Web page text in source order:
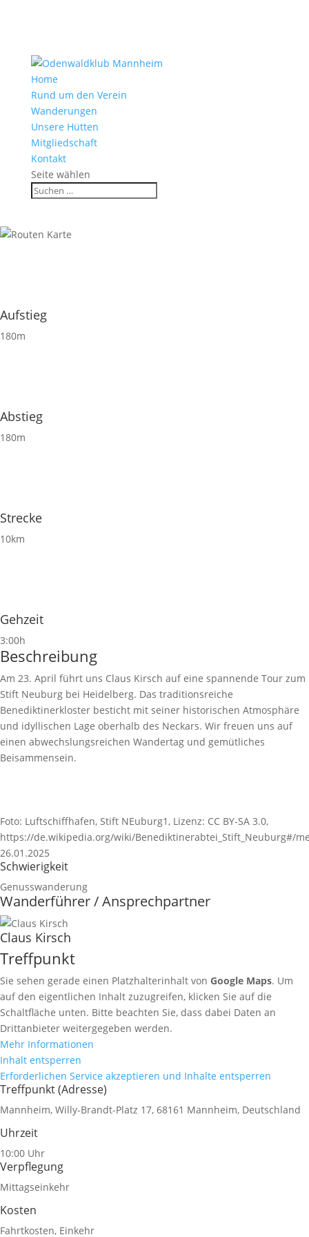
Home
Rund um den Verein
Wanderungen
Unsere Hütten
Mitgliedschaft
Kontakt
Seite wählen
Aufstieg
180m
Abstieg
180m
Strecke
10km
Gehzeit
3:00h
Beschreibung
Am 23. April führt uns Claus Kirsch auf eine spannende Tour zum
Stift Neuburg bei Heidelberg. Das traditionsreiche
Benediktinerkloster besticht mit seiner historischen Atmosphäre
und idyllischen Lage oberhalb des Neckars. Wir freuen uns auf
einen abwechslungsreichen Wandertag und gemütliches
Beisammensein.
Foto: Luftschiffhafen, Stift NEuburg1, Lizenz: CC BY-SA 3.0,
https://de.wikipedia.org/wiki/Benediktinerabtei_Stift_Neuburg#/
26.01.2025
Schwierigkeit
Genusswanderung
Wanderführer / Ansprechpartner
Claus Kirsch
Treffpunkt
Sie sehen gerade einen Platzhalterinhalt von Google Maps. Um
auf den eigentlichen Inhalt zuzugreifen, klicken Sie auf die
Schaltfläche unten. Bitte beachten Sie, dass dabei Daten an
Drittanbieter weitergegeben werden.
Mehr Informationen
Inhalt entsperren
Erforderlichen Service akzeptieren und Inhalte entsperren
Treffpunkt (Adresse)
Mannheim, Willy-Brandt-Platz 17, 68161 Mannheim, Deutschland
Uhrzeit
10:00 Uhr
Verpflegung
Mittagseinkehr
Kosten
Fahrtkosten, Einkehr